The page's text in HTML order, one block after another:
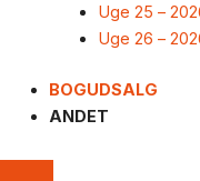
Uge 25 –
Uge 26 –
BOGUDSALG
ANDET